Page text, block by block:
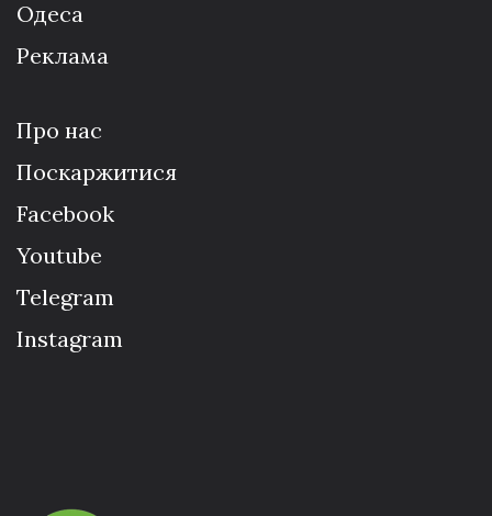
Одеса
Реклама
Про нас
Поскаржитися
Facebook
Youtube
Telegram
Instagram